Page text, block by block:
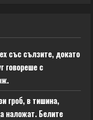
със сълзите, докато
говореше с
гроб, в тишина,
наложат. Белите